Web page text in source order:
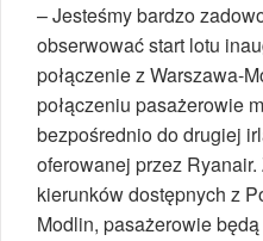
– Jesteśmy bardzo
obserwować start lotu
połączenie z Warszawa-
połączeniu pasażerowie
bezpośrednio do drugiej
oferowanej przez
kierunków dostępnych z
Modlin, pasażerowie